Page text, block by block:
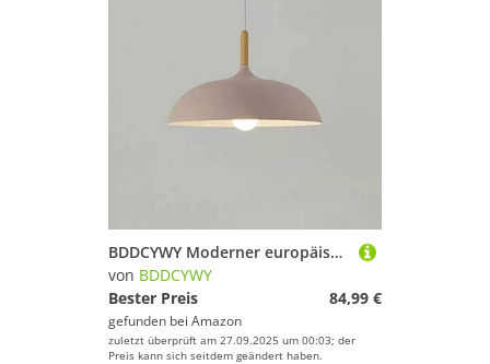
BDDCYWY Moderner europäischer Stil Macaron Chaner für Cafés und Restaurant kreative Hängelampe für Veranda und Loft Single Head Anhänger Licht mit Topfabdeckung einfach und stilvolles Design (Grau 60
von BDDCYWY
Bester Preis
84,99 €
gefunden bei Amazon
zuletzt überprüft am 27.09.2025 um 00:03; der
Preis kann sich seitdem geändert haben.